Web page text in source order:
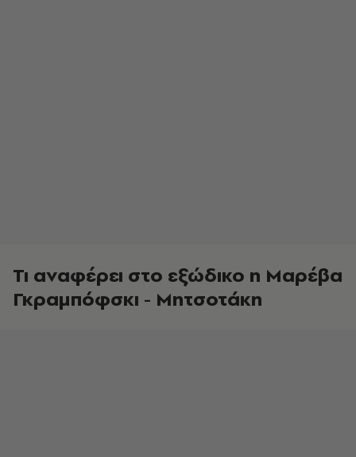
Τι αναφέρει στο εξώδικο η Μαρέβα
Γκραμπόφσκι - Μητσοτάκη